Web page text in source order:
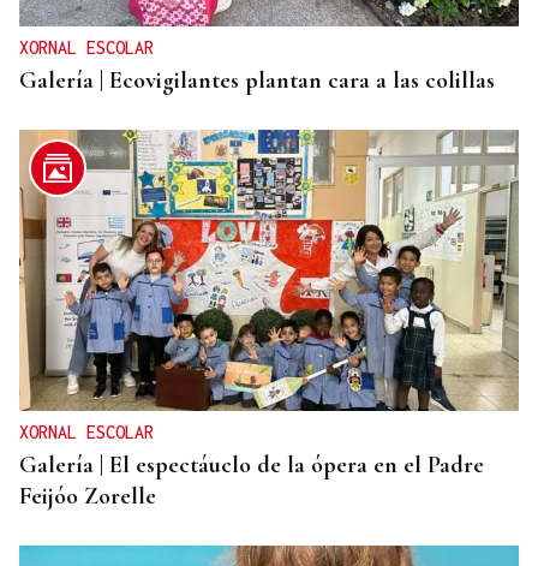
XORNAL ESCOLAR
Galería | Ecovigilantes plantan cara a las colillas
XORNAL ESCOLAR
Galería | El espectáuclo de la ópera en el Padre
Feijóo Zorelle